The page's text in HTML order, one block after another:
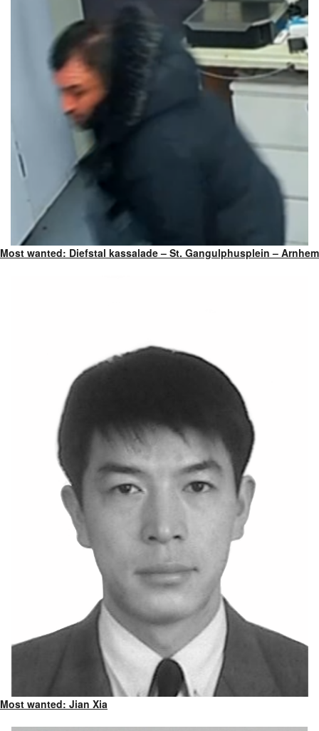
Most wanted: Diefstal kassalade – St. Gangulphusplein – Arnhem
Most wanted: Jian Xia